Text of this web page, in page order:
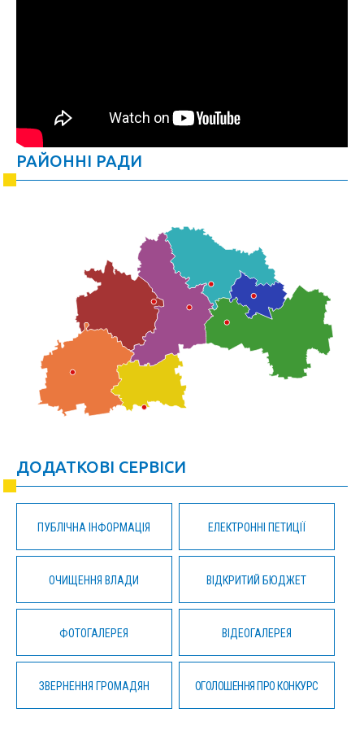
РАЙОННІ РАДИ
ДОДАТКОВІ СЕРВІСИ
ПУБЛІЧНА ІНФОРМАЦІЯ ЕЛЕКТРОННІ ПЕТИЦІЇ
ОЧИЩЕННЯ ВЛАДИ ВІДКРИТИЙ БЮДЖЕТ
ФОТОГАЛЕРЕЯ ВІДЕОГАЛЕРЕЯ
ЗВЕРНЕННЯ ГРОМАДЯН ОГОЛОШЕННЯ ПРО КОНКУРС